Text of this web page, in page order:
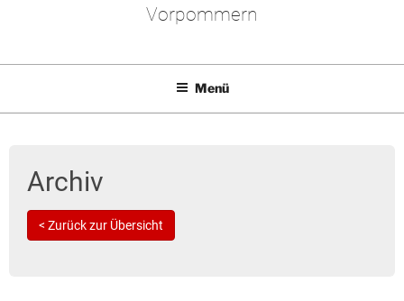
Vorpommern
Menü
Archiv
< Zurück zur Übersicht